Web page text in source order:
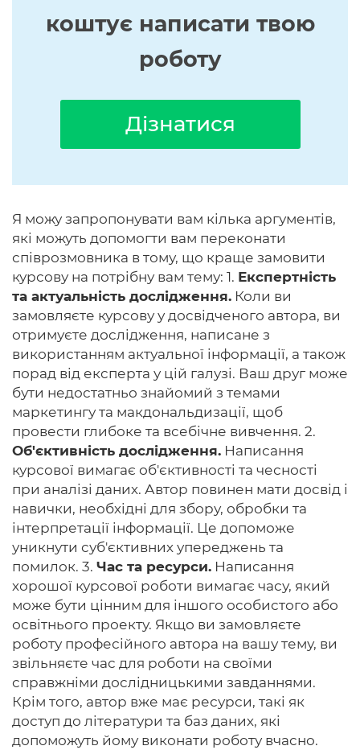
коштує написати твою
роботу
Дізнатися
Я можу запропонувати вам кілька аргументів,
які можуть допомогти вам переконати
співрозмовника в тому, що краще замовити
курсову на потрібну вам тему: 1. Експертність
та актуальність дослідження. Коли ви
замовляєте курсову у досвідченого автора, ви
отримуєте дослідження, написане з
використанням актуальної інформації, а також
порад від експерта у цій галузі. Ваш друг може
бути недостатньо знайомий з темами
маркетингу та макдональдизації, щоб
провести глибоке та всебічне вивчення. 2.
Об'єктивність дослідження. Написання
курсової вимагає об'єктивності та чесності
при аналізі даних. Автор повинен мати досвід і
навички, необхідні для збору, обробки та
інтерпретації інформації. Це допоможе
уникнути суб'єктивних упереджень та
помилок. 3. Час та ресурси. Написання
хорошої курсової роботи вимагає часу, який
може бути цінним для іншого особистого або
освітнього проекту. Якщо ви замовляєте
роботу професійного автора на вашу тему, ви
звільняєте час для роботи на своїми
справжніми дослідницькими завданнями.
Крім того, автор вже має ресурси, такі як
доступ до літератури та баз даних, які
допоможуть йому виконати роботу вчасно.